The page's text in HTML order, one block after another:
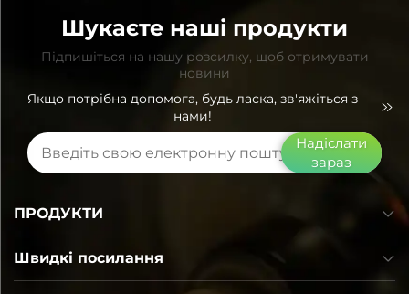
Шукаєте наші продукти
Підпишіться на нашу розсилку, щоб отримувати
новини
Якщо потрібна допомога, будь ласка, зв'яжіться з
нами!
Надіслати
зараз
Швидкі посилання
ПРОДУКТИ